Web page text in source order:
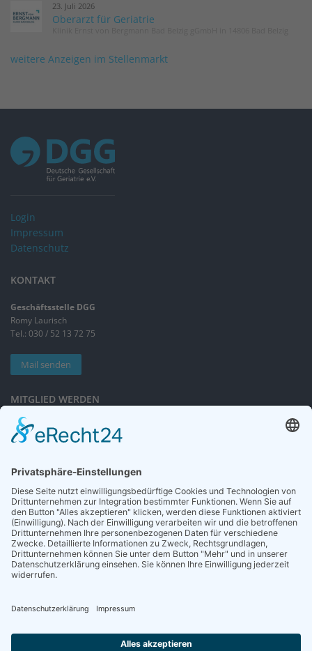
23. Juli 2026
Oberarzt für Geriatrie
weitere Anzeigen im Stellenmarkt
Login
Impressum
Datenschutz
KONTAKT
Geschäftsstelle DGG
Romy Laurisch
Tel.: 030 / 52 13 72 75
Mail senden
MITGLIED WERDEN
Sieben gute Gründe
für Ihre Mitgliedschaft
NEWSLETTER
Neuigkeiten rund um die Geriatrie und die DGG – regelmäßig in Ihrem
Postfach.